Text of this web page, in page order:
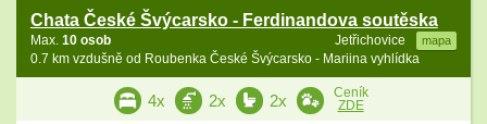
Chata České Švýcarsko - Ferdinandova soutěska
Jetřichovice mapa
Max. 10 osob
0.7 km vzdušně od Roubenka České Švýcarsko - Mariina vyhlídka
4x 2x 2x
Ceník
ZDE